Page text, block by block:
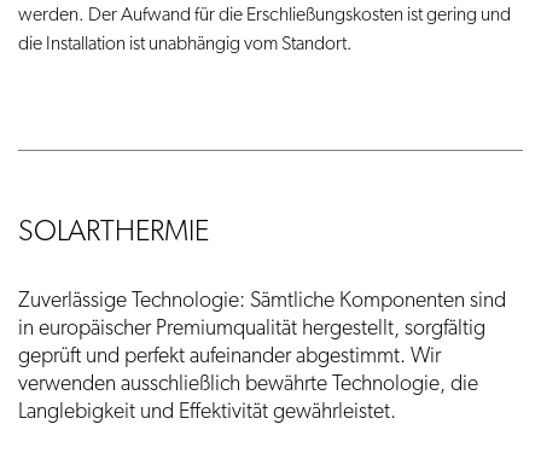
werden. Der Aufwand für die Erschließungskosten ist gering und
die Installation ist unabhängig vom Standort.
SOLARTHERMIE
Zuverlässige Technologie: Sämtliche Komponenten sind
in europäischer Premiumqualität hergestellt, sorgfältig
geprüft und perfekt aufeinander abgestimmt. Wir
verwenden ausschließlich bewährte Technologie, die
Langlebigkeit und Effektivität gewährleistet.